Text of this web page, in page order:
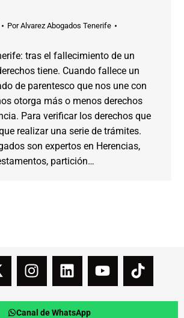
PorAlvarez Abogados Tenerife
tras el fallecimiento de un
tiene. Cuando fallece un
de parentesco que nos une con
otorga más o menos derechos
Para verificar los derechos que
realizar una serie de trámites.
son expertos en Herencias,
partición…
Canal de WhatsApp